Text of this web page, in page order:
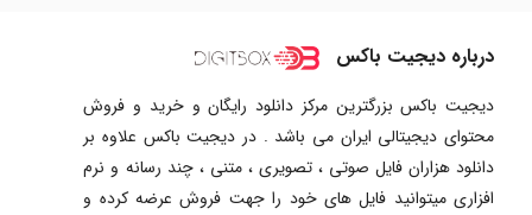
درباره دیجیت باکس
دیجیت باکس بزرگترین مرکز دانلود رایگان و خرید و فروش
محتوای دیجیتالی ایران می باشد . در دیجیت باکس علاوه بر
دانلود هزاران فایل صوتی ، تصویری ، متنی ، چند رسانه و نرم
افزاری میتوانید فایل های خود را جهت فروش عرضه کرده و